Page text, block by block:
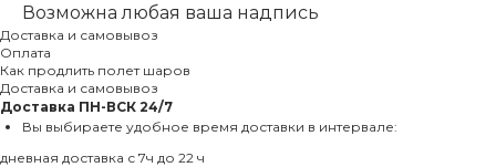
Возможна любая ваша надпись
Доставка и самовывоз
Оплата
Как продлить полет шаров
Доставка и самовывоз
Доставка ПН-ВСК 24/7
Вы выбираете удобное время доставки в интервале:
дневная доставка с 7ч до 22 ч